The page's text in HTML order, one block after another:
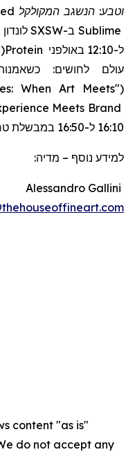
וטבע: הנשגב המקולקל
Sublime ב-SXSW
ל-12:10 באולפני
Protein
עולם לחושים:
(
"
When Art Meets
Meets Brand
16:10 ל-16:50 במבשלת טרומן (שלב 1 של טרומן).
למידע נוסף – מדיה:
Alessandro Gallini
content "as is"
do not accept any